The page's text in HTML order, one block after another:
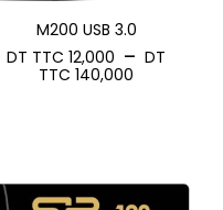
M200 USB 3.0
DT TTC 12,000 – DT
TTC 140,000
DT
TTC